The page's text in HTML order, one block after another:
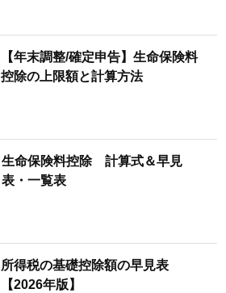
【年末調整/確定申告】生命保険料
控除の上限額と計算方法
生命保険料控除 計算式＆早見
表・一覧表
所得税の基礎控除額の早見表
【2026年版】